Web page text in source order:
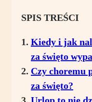
SPIS TREŚCI
Kiedy i jak
za święto
Czy choremu
za święto?